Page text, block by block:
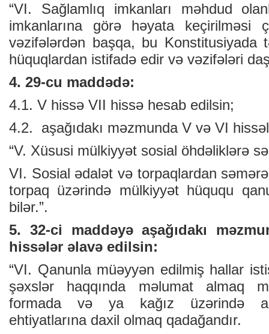
“VI. Sağlamlıq imkanları məhdud
imkanlarına görə həyata keçirilməsi
vəzifələrdən başqa, bu Konstitusiyada
hüquqlardan istifadə edir və vəzifələri
4. 29-cu maddədə:
4.1. V hissə VII hissə hesab edilsin;
4.2. aşağıdakı məzmunda V və VI
“V. Xüsusi mülkiyyət sosial öhdəliklərə
VI. Sosial ədalət və torpaqlardan
torpaq üzərində mülkiyyət hüququ
bilər.”.
5. 32-ci maddəyə aşağıdakı
hissələr əlavə edilsin:
“VI. Qanunla müəyyən edilmiş hallar
şəxslər haqqında məlumat almaq
formada və ya kağız üzərində
ehtiyatlarına daxil olmaq qadağandır.